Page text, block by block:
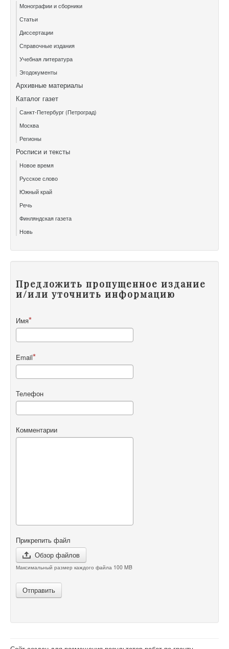
Монографии и сборники
Статьи
Диссертации
Справочные издания
Учебная литература
Эгодокументы
Архивные материалы
Каталог газет
Санкт-Петербург (Петроград)
Москва
Регионы
Росписи и тексты
Новое время
Русское слово
Южный край
Речь
Финляндская газета
Новь
Предложить пропущенное издание
и/или уточнить информацию
Имя
Email
Телефон
Комментарии
Прикрепить файл
Обзор файлов
Максимальный размер каждого файла 100 MB
Отправить